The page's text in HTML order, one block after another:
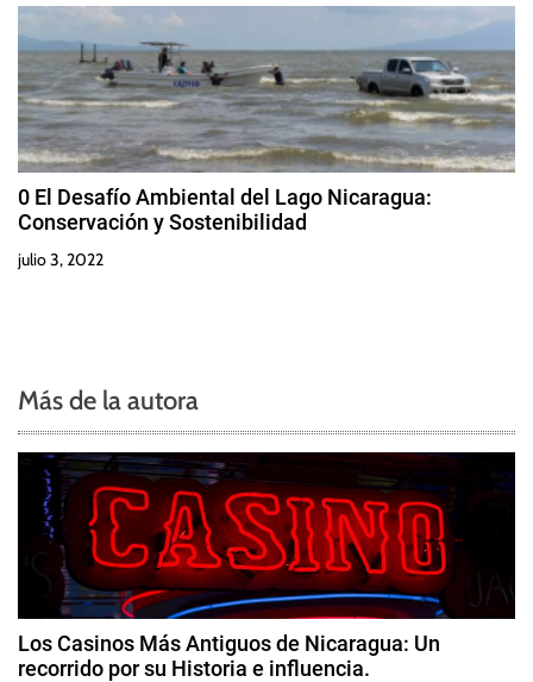
0 El Desafío Ambiental del Lago Nicaragua:
Conservación y Sostenibilidad
julio 3, 2022
Más de la autora
Los Casinos Más Antiguos de Nicaragua: Un
recorrido por su Historia e influencia.